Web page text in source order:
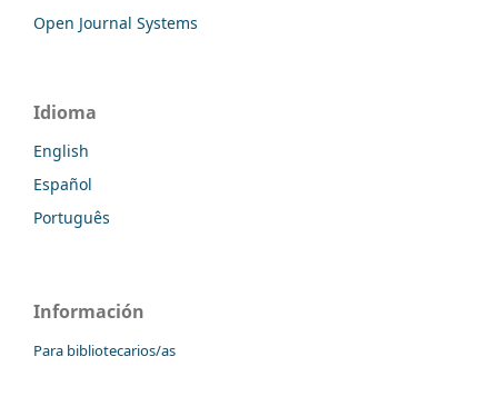
Open Journal Systems
Idioma
English
Español
Português
Información
Para bibliotecarios/as